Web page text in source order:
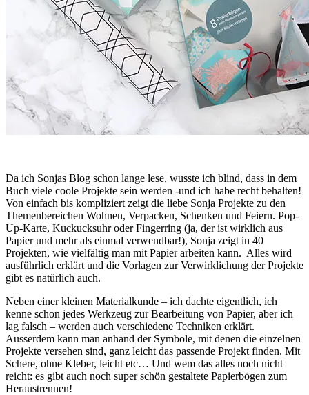
Da ich Sonjas Blog schon lange lese, wusste ich blind, dass in dem
Buch viele coole Projekte sein werden -und ich habe recht behalten!
Von einfach bis kompliziert zeigt die liebe Sonja Projekte zu den
Themenbereichen Wohnen, Verpacken, Schenken und Feiern. Pop-
Up-Karte, Kuckucksuhr oder Fingerring (ja, der ist wirklich aus
Papier und mehr als einmal verwendbar!), Sonja zeigt in 40
Projekten, wie vielfältig man mit Papier arbeiten kann. Alles wird
ausführlich erklärt und die Vorlagen zur Verwirklichung der Projekte
gibt es natürlich auch.
Neben einer kleinen Materialkunde – ich dachte eigentlich, ich
kenne schon jedes Werkzeug zur Bearbeitung von Papier, aber ich
lag falsch – werden auch verschiedene Techniken erklärt.
Ausserdem kann man anhand der Symbole, mit denen die einzelnen
Projekte versehen sind, ganz leicht das passende Projekt finden. Mit
Schere, ohne Kleber, leicht etc… Und wem das alles noch nicht
reicht: es gibt auch noch super schön gestaltete Papierbögen zum
Heraustrennen!